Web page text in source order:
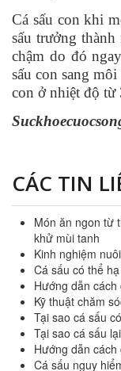
Cá sấu con khi
sấu trưởng
chậm do đó
sấu con sang
con ở nhiệt độ
CÁC TIN
Món ăn ngon từ
khử mùi tanh
Kinh nghiệm
Cá sấu có thể
Hướng dẫn
Kỹ thuật chăm
Tại sao cá sấu
Tại sao cá sấu
Hướng dẫn
Cá sấu nguy